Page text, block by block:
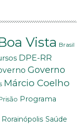
Vista Brasil
DPE-RR
Governo
Márcio Coelho
Programa
Rorainópolis Saúde